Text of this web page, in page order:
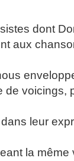
dont
aux
de voicings,
leur
la même